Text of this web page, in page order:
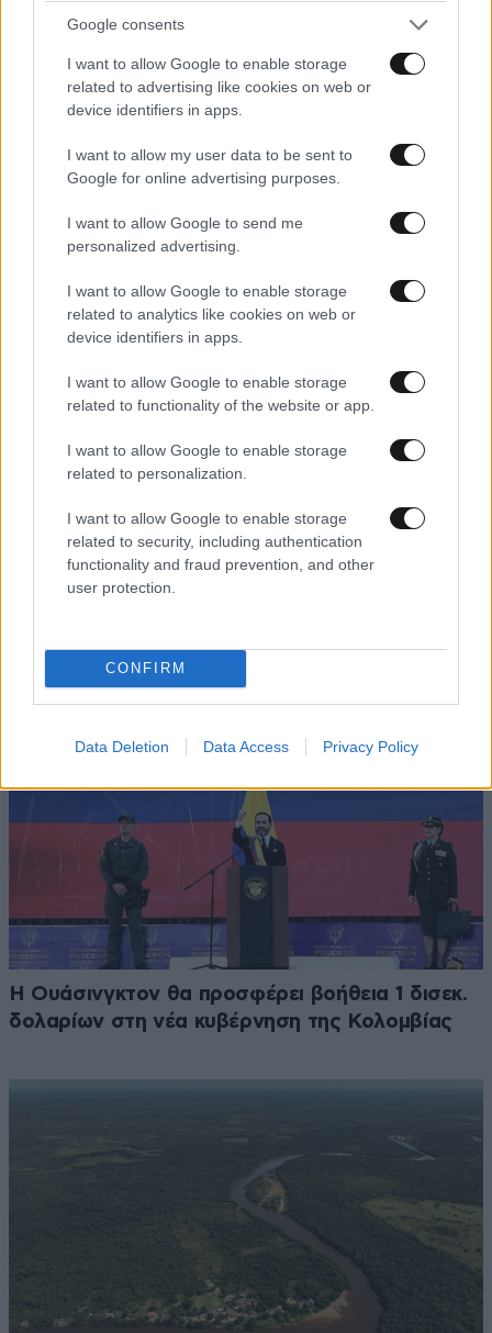
Google consents
I want to allow Google to enable storage
related to advertising like cookies on web or
device identifiers in apps.
I want to allow my user data to be sent to
Google for online advertising purposes.
I want to allow Google to send me
personalized advertising.
I want to allow Google to enable storage
related to analytics like cookies on web or
device identifiers in apps.
I want to allow Google to enable storage
related to functionality of the website or app.
I want to allow Google to enable storage
related to personalization.
I want to allow Google to enable storage
related to security, including authentication
functionality and fraud prevention, and other
user protection.
CONFIRM
Data Deletion Data Access Privacy Policy
Ζελένσκι: «Ευχαριστώ» στη Γερουσία των ΗΠΑ
Σένγκεν υπό πίεση: Ποιες χώρες παίρνουν θέση
Η Ουάσινγκτον θα προσφέρει βοήθεια 1 δισεκ.
δολαρίων στη νέα κυβέρνηση της Κολομβίας